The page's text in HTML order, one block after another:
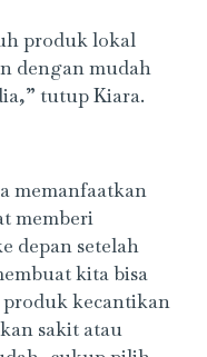
produk lokal
dengan mudah
tutup Kiara.
memanfaatkan
memberi
depan setelah
kita bisa
produk kecantikan
sakit atau